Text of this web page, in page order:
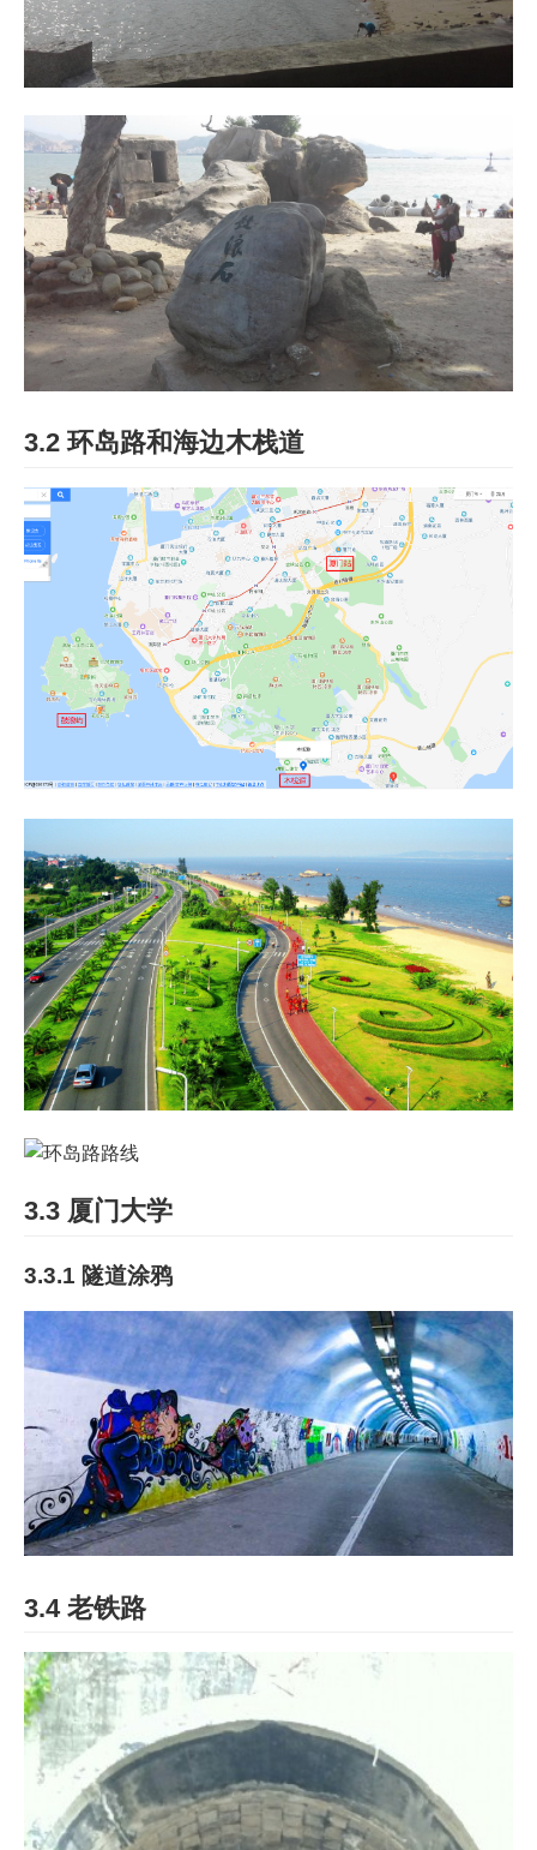
3.2 环岛路和海边木栈道
3.3 厦门大学
3.3.1 隧道涂鸦
3.4 老铁路